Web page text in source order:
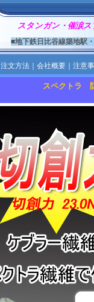
スタンガン・催涙ス
■地下鉄日比谷線築地駅
注文方法｜ 会社概要｜ 注意
スペクトラ